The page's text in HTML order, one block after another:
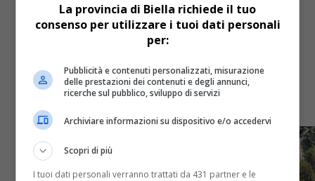
Attualità 3 anni fa
Delmastro in visita al tribunale e alla
biblioteca civica di Biella
"In programma opere per il rilancio"
La provincia di Biella richiede il tuo
consenso per utilizzare i tuoi dati personali
per:
Pubblicità e contenuti personalizzati, misurazione
delle prestazioni dei contenuti e degli annunci,
ricerche sul pubblico, sviluppo di servizi
Archiviare informazioni su dispositivo e/o accedervi
Scopri di più
I tuoi dati personali verranno trattati da 431 partner e le